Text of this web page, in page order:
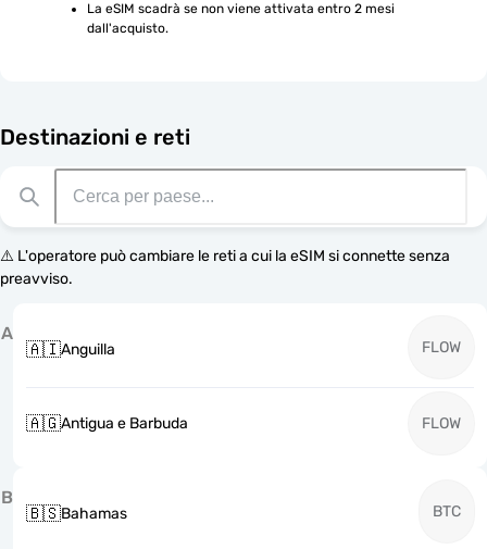
La eSIM scadrà se non viene attivata entro 2 mesi
dall'acquisto.
Destinazioni e reti
⚠️ L'operatore può cambiare le reti a cui la eSIM si connette senza
preavviso.
A
🇦🇮Anguilla FLOW
🇦🇬Antigua e Barbuda FLOW
B
🇧🇸Bahamas BTC